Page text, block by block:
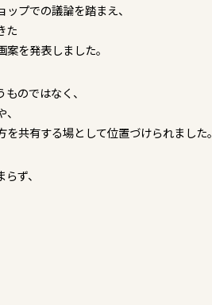
プでの議論を踏まえ、
た
を発表しました。
のではなく、
共有する場として位置づけられました。
ず、